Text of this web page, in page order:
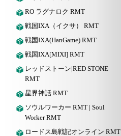
RO ラグナロク RMT
戦国IXA（イクサ） RMT
戦国IXA(HanGame) RMT
戦国IXA[MIXI] RMT
レッドストーン|RED STONE
RMT
星界神話 RMT
ソウルワーカー RMT | Soul
Worker RMT
ロードス島戦記オンライン RMT